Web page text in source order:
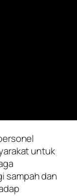
untuk
sampah dan